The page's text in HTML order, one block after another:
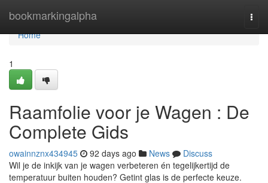
bookmarkingalpha
Home
Home
1
Raamfolie voor je Wagen : De
Complete Gids
owainnznx434945 92 days ago News
Discuss
Wil je de inkijk van je wagen verbeteren én tegelijkertijd de
temperatuur buiten houden? Getint glas is de perfecte keuze.